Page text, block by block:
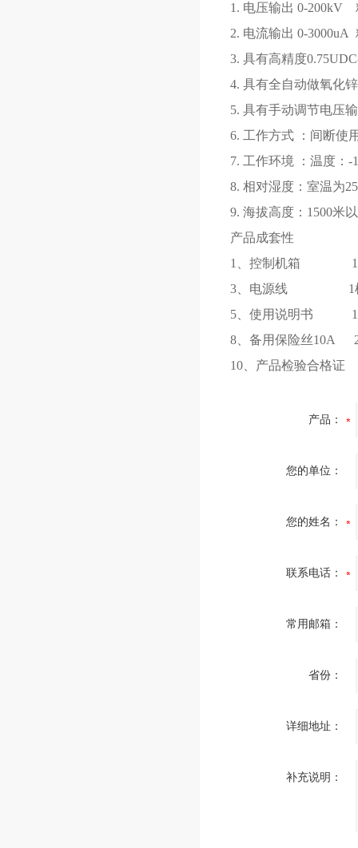
1. 电压输出 0-200kV
2. 电流输出 0-3000uA
3. 具有高精度
4. 具有全自动做氧化
5. 具有手动调节电压
6. 工作方式 ：间断使
7. 工作环境 ：温度：
8. 相对湿度：室温为
9. 海拔高度：1500米
产品成套性
1、控制机箱
3、电源线 1根
5、使用说
8、备用保险
10、产品检
产品：
您的单位：
您的姓名：
联系电话：
常用邮箱：
省份：
详细地址：
补充说明：